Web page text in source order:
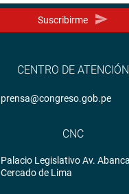
Suscribirme
CENTRO DE ATENCIÓN
prensa@congreso.gob.pe
CNC
Palacio Legislativo Av.
Cercado de Lima